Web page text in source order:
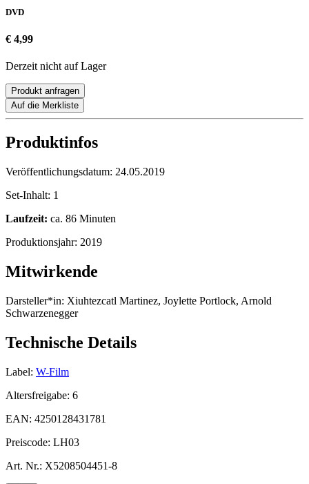
DVD
€ 4,99
Derzeit nicht auf Lager
Produkt anfragen
Auf die Merkliste
Produktinfos
Veröffentlichungsdatum: 24.05.2019
Set-Inhalt: 1
Laufzeit: ca. 86 Minuten
Produktionsjahr: 2019
Mitwirkende
Darsteller*in: Xiuhtezcatl Martinez, Joylette Portlock, Arnold
Schwarzenegger
Technische Details
Label: W-Film
Altersfreigabe: 6
EAN: 4250128431781
Preiscode: LH03
Art. Nr.: X5208504451-8